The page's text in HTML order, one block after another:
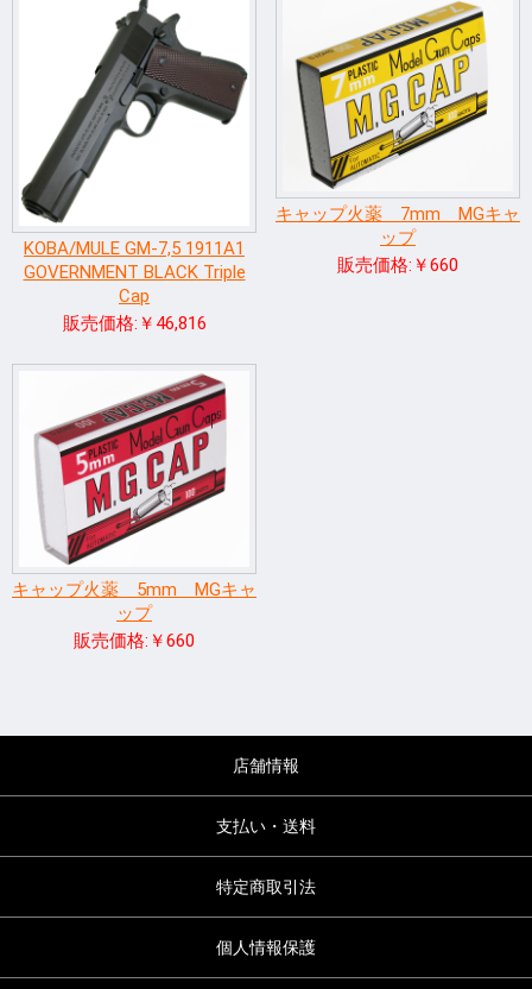
KOBA/MULE GM-7,5 1911A1
GOVERNMENT BLACK Triple
Cap
販売価格:￥46,816
キャップ火薬 7mm MGキャ
ップ
販売価格:￥660
キャップ火薬 5mm MGキャ
ップ
販売価格:￥660
店舗情報
支払い・送料
特定商取引法
個人情報保護